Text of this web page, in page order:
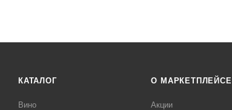
КАТАЛОГ
Вино
О МАРКЕТПЛЕЙСЕ
Акции